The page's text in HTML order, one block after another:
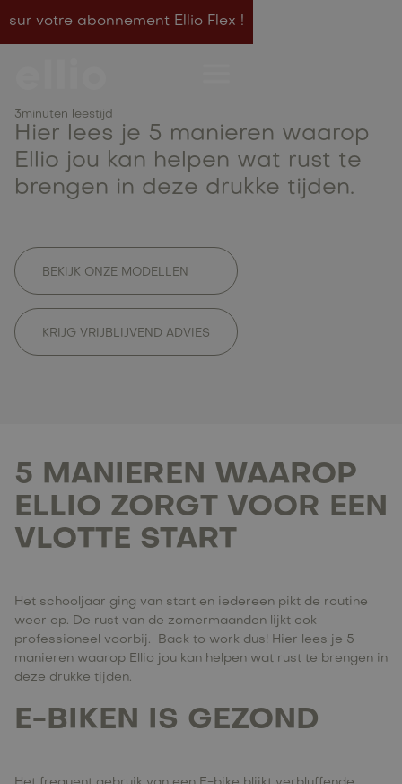
sur votre abonnement Ellio Flex !
3minuten leestijd
Hier lees je 5 manieren waarop
Ellio jou kan helpen wat rust te
brengen in deze drukke tijden.
BEKIJK ONZE MODELLEN
KRIJG VRIJBLIJVEND ADVIES
5 MANIEREN WAAROP
ELLIO ZORGT VOOR EEN
VLOTTE START
Het schooljaar ging van start en iedereen pikt de routine
weer op. De rust van de zomermaanden lijkt ook
professioneel voorbij. Back to work dus! Hier lees je 5
manieren waarop Ellio jou kan helpen wat rust te brengen in
deze drukke tijden.
E-BIKEN IS GEZOND